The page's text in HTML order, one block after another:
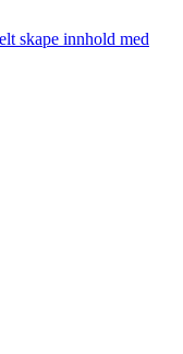
skape innhold med